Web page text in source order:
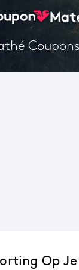
Coupons
Op